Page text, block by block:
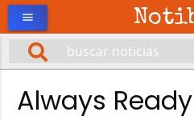
menu
Always